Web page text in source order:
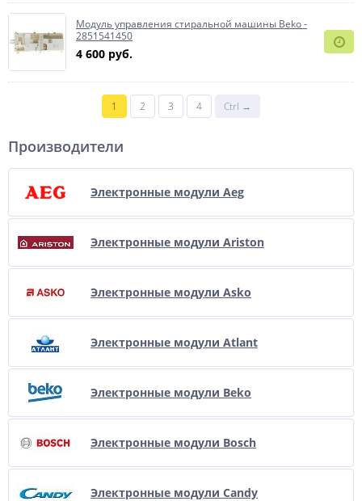
Модуль управления стиральной машины Beko -
2851541450
4 600 руб.
1 2 3 4 Ctrl →
Производители
Электронные модули Aeg
Электронные модули Ariston
Электронные модули Asko
Электронные модули Atlant
Электронные модули Beko
Электронные модули Bosch
Электронные модули Candy